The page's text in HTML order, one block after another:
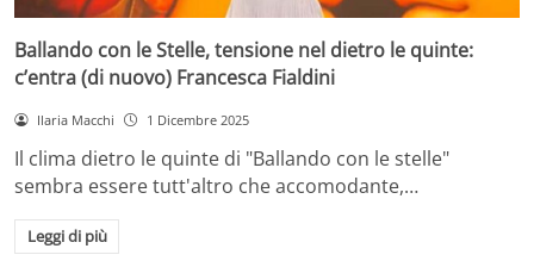
Ballando con le Stelle, tensione nel dietro le quinte:
c’entra (di nuovo) Francesca Fialdini
Ilaria Macchi 1 Dicembre 2025
Il clima dietro le quinte di "Ballando con le stelle"
sembra essere tutt'altro che accomodante,…
Leggi di più